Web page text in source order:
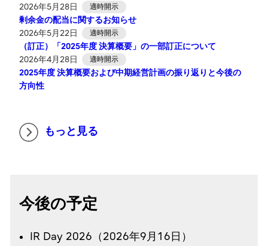
2026年5月28日
適時開示
剰余金の配当に関するお知らせ
2026年5月22日
適時開示
（訂正）「2025年度 決算概要」の一部訂正について
2026年4月28日
適時開示
2025年度 決算概要​および中期経営計画の振り返りと今後の
方向性​
もっと見る
今後の予定
IR Day 2026（2026年9月16日）